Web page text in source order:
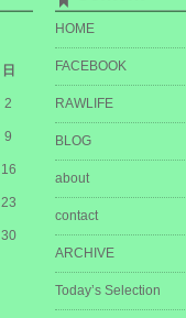
日
2
9
16
23
30
HOME
FACEBOOK
RAWLIFE
BLOG
about
contact
ARCHIVE
Today’s Selection